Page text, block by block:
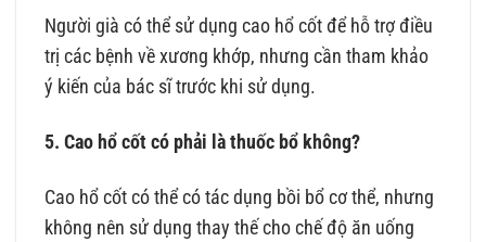
Người già có thể sử dụng cao hổ cốt để hỗ trợ điều
trị các bệnh về xương khớp, nhưng cần tham khảo
ý kiến của bác sĩ trước khi sử dụng.
5. Cao hổ cốt có phải là thuốc bổ không?
Cao hổ cốt có thể có tác dụng bồi bổ cơ thể, nhưng
không nên sử dụng thay thế cho chế độ ăn uống